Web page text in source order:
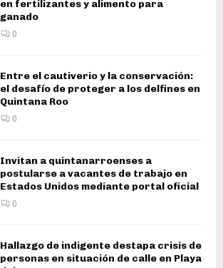
en fertilizantes y alimento para
ganado
0
Entre el cautiverio y la conservación:
el desafío de proteger a los delfines en
Quintana Roo
0
Invitan a quintanarroenses a
postularse a vacantes de trabajo en
Estados Unidos mediante portal oficial
0
Hallazgo de indigente destapa crisis de
personas en situación de calle en Playa